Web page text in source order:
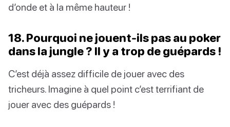
d’onde et à la même hauteur !
18. Pourquoi ne jouent-ils pas au poker
dans la jungle ? Il y a trop de guépards !
C’est déjà assez difficile de jouer avec des
tricheurs. Imagine à quel point c’est terrifiant de
jouer avec des guépards !